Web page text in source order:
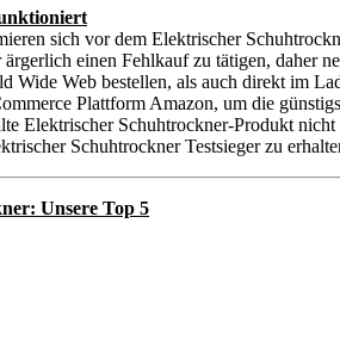
sich vor dem Elektrischer
einen Fehlkauf zu tätigen, daher
Wide Web bestellen, als auch direkt im
Plattform Amazon, um die
Elektrischer Schuhtrockner-Produkt
Schuhtrockner Testsieger zu
Unsere Top 5